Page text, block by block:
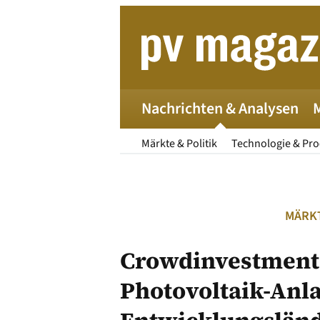
Nachrichten & Analysen
Märkte & Politik Technologie &
Photovoltaik-
Die